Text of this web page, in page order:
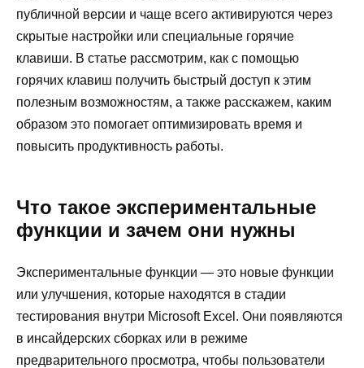
публичной версии и чаще всего активируются через
скрытые настройки или специальные горячие
клавиши. В статье рассмотрим, как с помощью
горячих клавиш получить быстрый доступ к этим
полезным возможностям, а также расскажем, каким
образом это помогает оптимизировать время и
повысить продуктивность работы.
Что такое экспериментальные
функции и зачем они нужны
Экспериментальные функции — это новые функции
или улучшения, которые находятся в стадии
тестирования внутри Microsoft Excel. Они появляются
в инсайдерских сборках или в режиме
предварительного просмотра, чтобы пользователи